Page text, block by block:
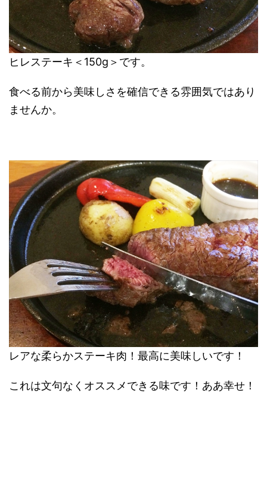
ヒレステーキ＜150g＞です。
食べる前から美味しさを確信できる雰囲気ではあり
ませんか。
レアな柔らかステーキ肉！最高に美味しいです！
これは文句なくオススメできる味です！ああ幸せ！